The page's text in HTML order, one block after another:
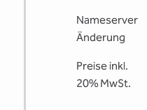
Nameserver
Änderung
Preise inkl.
20% MwSt.